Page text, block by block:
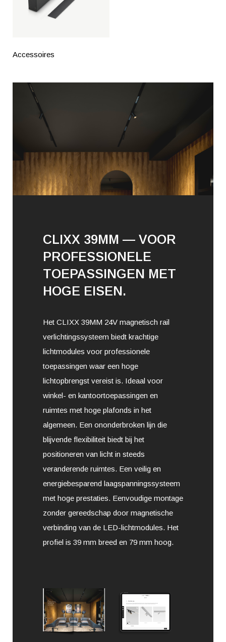
Accessoires
CLIXX 39MM — VOOR
PROFESSIONELE
TOEPASSINGEN MET
HOGE EISEN.
Het CLIXX 39MM 24V magnetisch rail
verlichtingssysteem biedt krachtige
lichtmodules voor professionele
toepassingen waar een hoge
lichtopbrengst vereist is. Ideaal voor
winkel- en kantoortoepassingen en
ruimtes met hoge plafonds in het
algemeen. Een ononderbroken lijn die
blijvende flexibiliteit biedt bij het
positioneren van licht in steeds
veranderende ruimtes. Een veilig en
energiebesparend laagspanningssysteem
met hoge prestaties. Eenvoudige montage
zonder gereedschap door magnetische
verbinding van de LED-lichtmodules. Het
profiel is 39 mm breed en 79 mm hoog.